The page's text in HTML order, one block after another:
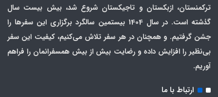
ترکمنستان، ازبکستان و تاجیکستان شروع شد، بیش بیست سال
گذشته است. در سال 1404 بیستمین سالگرد برگزاری این سفرها را
جشن گرفتیم. و همچنان در هر سفر تلاش می‌کنیم، کیفیت این سفر
بی‌نظیر را افزایش داده و رضایت بیش از بیش همسفرانمان را فراهم
آوریم.
ارتباط با ما